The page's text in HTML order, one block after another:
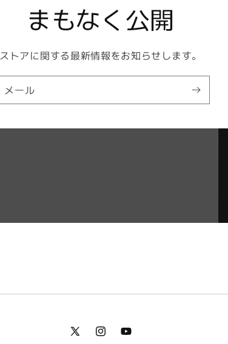
まもなく公開
ストアに関する最新情報をお知らせします。
メール
X InstagramYouTube